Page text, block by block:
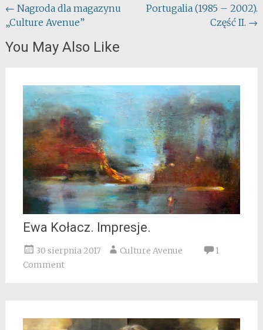
Post
navigation
← Nagroda dla magazynu
„Culture Avenue”
Portugalia (1985 – 2002).
Część II. →
You May Also Like
Ewa Kołacz. Impresje.
30 sierpnia 2017 Culture Avenue
1
Comment